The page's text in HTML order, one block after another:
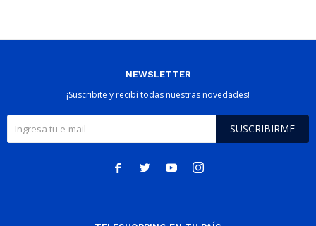
NEWSLETTER
¡Suscribite y recibí todas nuestras novedades!
SUSCRIBIRME
   